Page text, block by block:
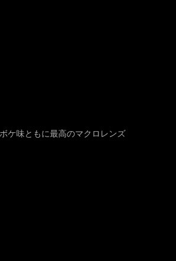
ケ味ともに最高のマクロレンズ